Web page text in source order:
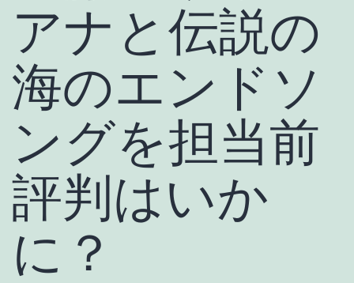
アナと伝説の
海のエンドソ
ングを担当前
評判はいか
に？